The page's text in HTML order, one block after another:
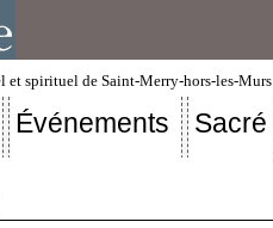
et spirituel de Saint-Merry-hors-les-Murs
Événements Sacré